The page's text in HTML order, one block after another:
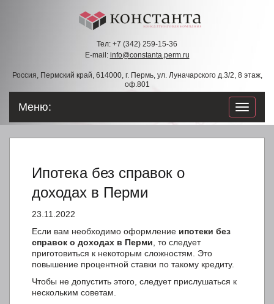
Тел: +7 (342) 259-15-36
E-mail: info@constanta.perm.ru
Россия, Пермский край, 614000, г. Пермь, ул. Луначарского д.3/2, 8 этаж,
оф.801
по
Меню:
Ипотека без справок о
доходах в Перми
23.11.2022
Если вам необходимо оформление ипотеки без
справок о доходах в Перми , то следует
приготовиться к некоторым сложностям. Это
повышение процентной ставки по такому кредиту.
Чтобы не допустить этого, следует прислушаться к
нескольким советам.